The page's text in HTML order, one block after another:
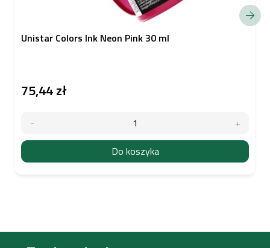
Unistar Colors Ink Neon Pink 30 ml
75,44 zł
Do koszyka
S